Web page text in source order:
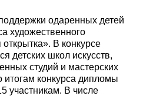
одаренных детей
художественного
В конкурсе
детских школ искусств,
студий и мастерских
итогам конкурса дипломы
участникам. В числе